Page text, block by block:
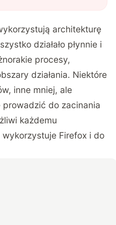
architekturę
działało płynnie i
procesy,
działania. Niektóre
inne mniej, ale
prowadzić do zacinania
każdemu
Firefox i do